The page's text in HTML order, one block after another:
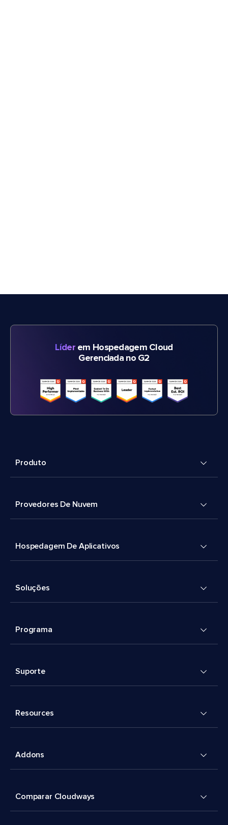
Líderem Hospedagem Cloud
Gerenciada no G2
Produto
Provedores De Nuvem
Hospedagem De Aplicativos
Soluções
Programa
Suporte
Resources
Addons
Comparar Cloudways